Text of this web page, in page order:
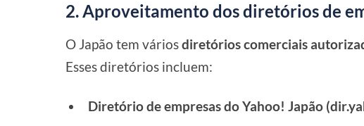
2. Aproveitamento dos diretórios de
O Japão tem váriosdiretórios comerciais
Esses diretórios incluem:
Diretório de empresas do Yahoo! Japão